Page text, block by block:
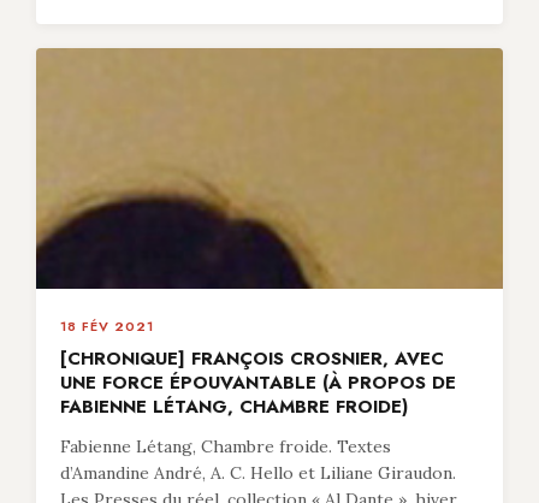
18 FÉV 2021
[CHRONIQUE] FRANÇOIS CROSNIER, AVEC
UNE FORCE ÉPOUVANTABLE (À PROPOS DE
FABIENNE LÉTANG, CHAMBRE FROIDE)
Fabienne Létang, Chambre froide. Textes
d’Amandine André, A. C. Hello et Liliane Giraudon.